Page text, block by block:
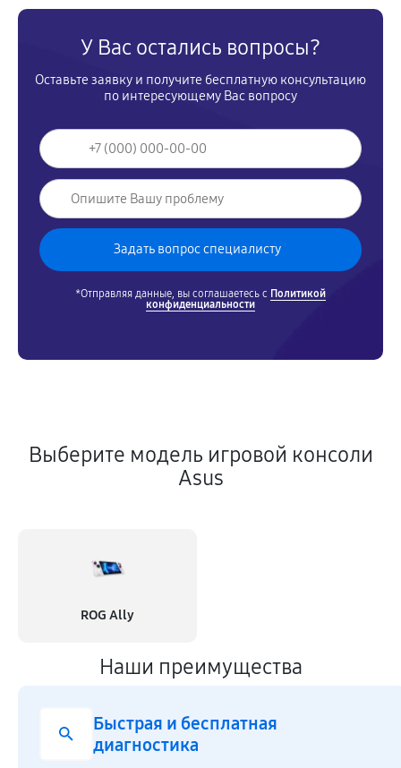
У Вас остались вопросы?
Оставьте заявку и получите бесплатную консультацию
по интересующему Вас вопросу
*Отправляя данные, вы соглашаетесь с Политикой
конфиденциальности
Выберите модель игровой консоли
Asus
ROG Ally
Наши преимущества
Быстрая и бесплатная
диагностика